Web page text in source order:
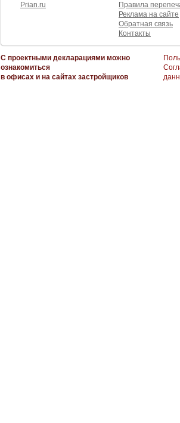
Prian.ru
Правила
Реклама на сайте
Обратная связь
Контакты
С проектными декларациями можно
ознакомиться
в офисах и на сайтах застройщиков